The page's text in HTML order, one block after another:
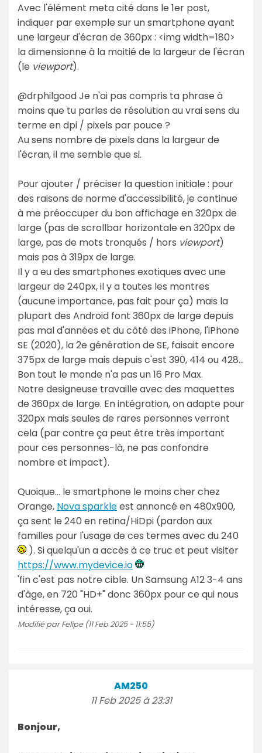
Avec l'élément meta cité dans le 1er post,
indiquer par exemple sur un smartphone ayant
une largeur d'écran de 360px : <img width=180>
la dimensionne à la moitié de la largeur de l'écran
(le viewport).
@drphilgood Je n'ai pas compris ta phrase à
moins que tu parles de résolution au vrai sens du
terme en dpi / pixels par pouce ?
Au sens nombre de pixels dans la largeur de
l'écran, il me semble que si.
Pour ajouter / préciser la question initiale : pour
des raisons de norme d'accessibilité, je continue
à me préoccuper du bon affichage en 320px de
large (pas de scrollbar horizontale en 320px de
large, pas de mots tronqués / hors viewport)
mais pas à 319px de large.
Il y a eu des smartphones exotiques avec une
largeur de 240px, il y a toutes les montres
(aucune importance, pas fait pour ça) mais la
plupart des Android font 360px de large depuis
pas mal d'années et du côté des iPhone, l'iPhone
SE (2020), la 2e génération de SE, faisait encore
375px de large mais depuis c'est 390, 414 ou 428...
Bon tout le monde n'a pas un 16 Pro Max.
Notre designeuse travaille avec des maquettes
de 360px de large. En intégration, on adapte pour
320px mais seules de rares personnes verront
cela (par contre ça peut être très important
pour ces personnes-là, ne pas confondre
nombre et impact).
Quoique... le smartphone le moins cher chez
Orange, Nova sparkleest annoncé en 480x900,
ça sent le 240 en retina/HiDpi (pardon aux
familles pour l'usage de ces termes avec du 240
). Si quelqu'un a accès à ce truc et peut visiter
https://www.mydevice.io
'fin c'est pas notre cible. Un Samsung A12 3-4 ans
d'âge, en 720 "HD+" donc 360px pour ce qui nous
intéresse, ça oui.
Modifié par Felipe (11 Feb 2025 - 11:55)
AM250
11 Feb 2025 à 23:31
Bonjour,